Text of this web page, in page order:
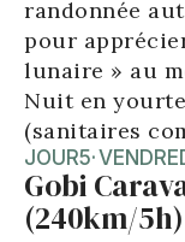
randonnée
pour
lunaire » au
Nuit en
(sanitaires
JOUR5·
Gobi
(240km/5h)